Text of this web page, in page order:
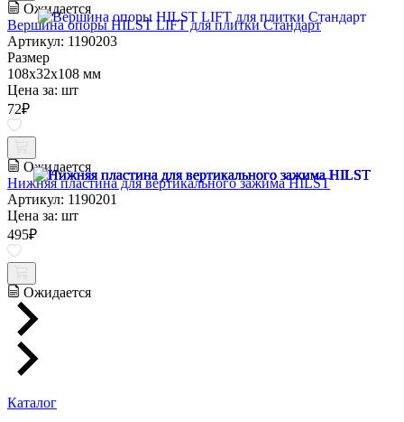
Ожидается
Вершина опоры HILST LIFT для плитки Стандарт
Артикул: 1190203
Размер
108х32х108 мм
Цена за: шт
72₽
Ожидается
Нижняя пластина для вертикального зажима HILST
Артикул: 1190201
Цена за: шт
495₽
Ожидается
Каталог